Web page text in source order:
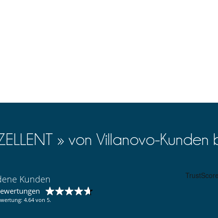
Haushälterin » von Villanovo-Kunden
Kunden
4.64 von 5.